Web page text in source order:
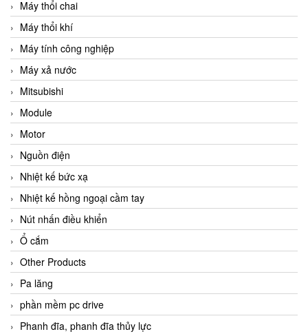
Máy thổi chai
Máy thổi khí
Máy tính công nghiệp
Máy xả nước
Mitsubishi
Module
Motor
Nguồn điện
Nhiệt kế bức xạ
Nhiệt kế hồng ngoại cầm tay
Nút nhấn điều khiển
Ổ cắm
Other Products
Pa lăng
phần mềm pc drive
Phanh đĩa, phanh đĩa thủy lực